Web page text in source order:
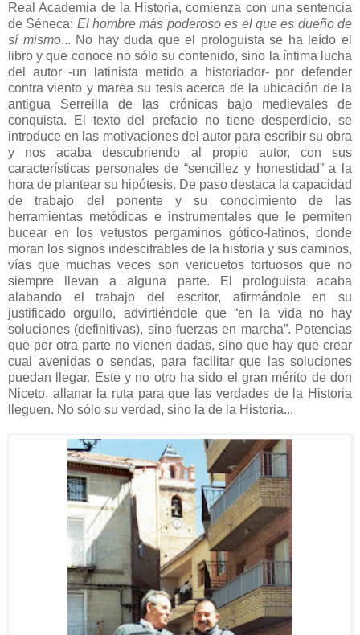
Real Academia de la Historia, comienza con una sentencia
de Séneca: El hombre más poderoso es el que es dueño de
sí mismo... No hay duda que el prologuista se ha leído el
libro y que conoce no sólo su contenido, sino la íntima lucha
del autor -un latinista metido a historiador- por defender
contra viento y marea su tesis acerca de la ubicación de la
antigua Serreilla de las crónicas bajo medievales de
conquista. El texto del prefacio no tiene desperdicio, se
introduce en las motivaciones del autor para escribir su obra
y nos acaba descubriendo al propio autor, con sus
características personales de “sencillez y honestidad” a la
hora de plantear su hipótesis. De paso destaca la capacidad
de trabajo del ponente y su conocimiento de las
herramientas metódicas e instrumentales que le permiten
bucear en los vetustos pergaminos gótico-latinos, donde
moran los signos indescifrables de la historia y sus caminos,
vías que muchas veces son vericuetos tortuosos que no
siempre llevan a alguna parte. El prologuista acaba
alabando el trabajo del escritor, afirmándole en su
justificado orgullo, advirtiéndole que “en la vida no hay
soluciones (definitivas), sino fuerzas en marcha”. Potencias
que por otra parte no vienen dadas, sino que hay que crear
cual avenidas o sendas, para facilitar que las soluciones
puedan llegar. Este y no otro ha sido el gran mérito de don
Niceto, allanar la ruta para que las verdades de la Historia
lleguen. No sólo su verdad, sino la de la Historia...